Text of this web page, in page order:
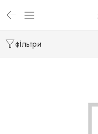
фільтри